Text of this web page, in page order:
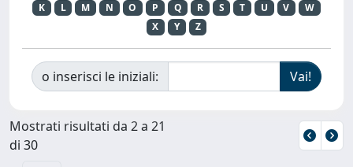
K
L M N O P Q R S T U V
W
X
Y Z
o inserisci le iniziali:
Mostrati risultati da 2 a 21
di 30